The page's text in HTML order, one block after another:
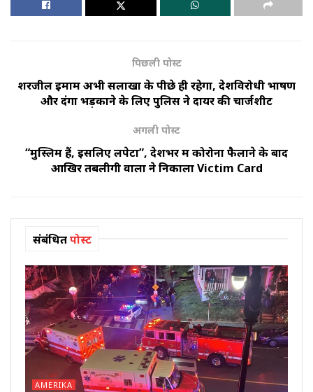
पिछली पोस्ट
शरजील इमाम अभी सलाखों के पीछे ही रहेगा, देशविरोधी भाषण
और दंगा भड़काने के लिए पुलिस ने दायर की चार्जशीट
अगली पोस्ट
“मुस्लिम हैं, इसलिए लपेटा”, देशभर में कोरोना फैलाने के बाद
आखिर तबलीगी वालों ने निकाला Victim Card
संबंधितपोस्ट
AMERIKA